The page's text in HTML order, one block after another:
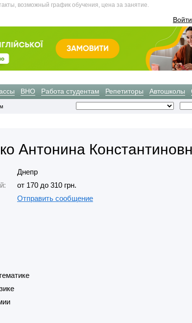
возможный график обучения, цена за занятие.
Войти
ВНО Работа студентам Репетиторы Автошколы
Антонина
Днепр
от 170 до 310 грн.
Отправить сообщение